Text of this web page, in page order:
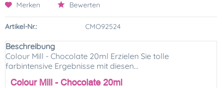
Merken Bewerten
Artikel-Nr.: CMO92524
Beschreibung
Colour Mill - Chocolate 20ml Erzielen Sie tolle
farbintensive Ergebnisse mit diesen...
Colour Mill - Chocolate 20ml